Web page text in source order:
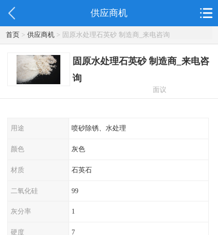
供应商机
首页> 供应商机> 固原水处理石英砂 制造商_来电咨询
固原水处理石英砂 制造商_来电咨
询
面议
用途 喷砂除锈、水处理
颜色 灰色
材质 石英石
二氧化硅 99
灰分率 1
硬度 7